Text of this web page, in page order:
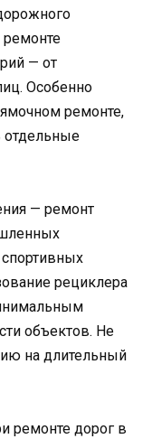
ремонте
— от
Особенно
ремонте,
отдельные
— ремонт
спортивных
рециклера
объектов. Не
на длительный
ремонте дорог в